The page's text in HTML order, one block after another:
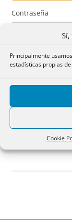
Principalmente
estadísticas propias
Cookie
Contraseña
Acceder
Registro
¿Has